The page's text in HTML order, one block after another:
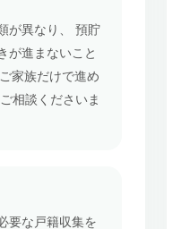
が異なり、 預貯
が進まないこと
家族だけで進め
相談くださいま
要な戸籍収集を